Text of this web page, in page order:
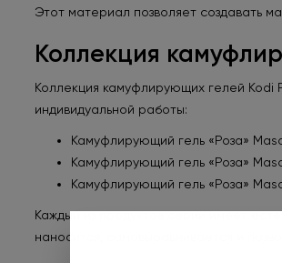
Этот материал позволяет создавать
Коллекция
Коллекция камуфлирующих гелей
индивидуальной работы:
Камуфлирующий гель «Роза»
Камуфлирующий гель «Роза»
Камуфлирующий гель «Роза»
Каждый из продуктов серии имеет
наносится, самовыравнивается и